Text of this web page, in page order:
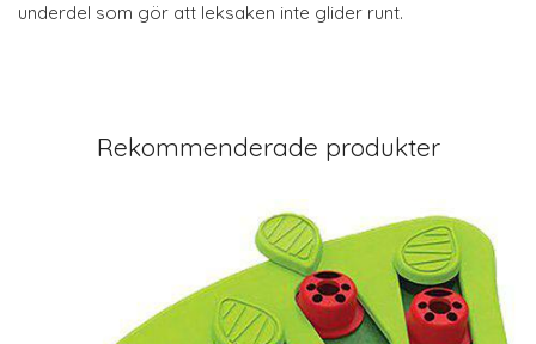
underdel som gör att leksaken inte glider runt.
Rekommenderade produkter